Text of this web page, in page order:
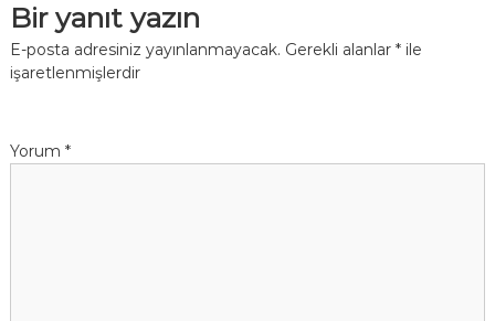
Bir yanıt yazın
E-posta adresiniz yayınlanmayacak. Gerekli alanlar *ile
işaretlenmişlerdir
Yorum *